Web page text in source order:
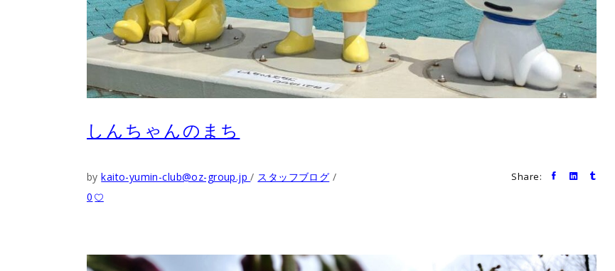
しんちゃんのまち
bykaito-yumin-club@oz-group.jp
スタッフブログ
0
Share: